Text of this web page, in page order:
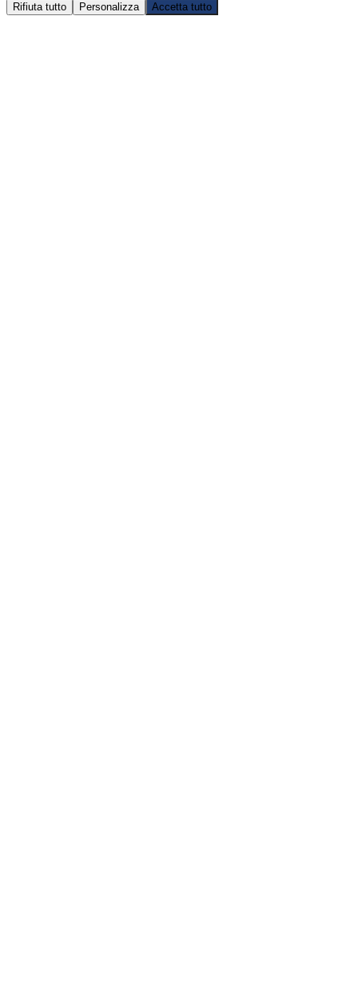
Rifiuta tutto Personalizza Accetta tutto